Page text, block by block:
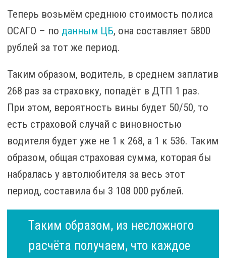
Теперь возьмём среднюю стоимость полиса
ОСАГО – по данным ЦБ, она составляет 5800
рублей за тот же период.
Таким образом, водитель, в среднем заплатив
268 раз за страховку, попадёт в ДТП 1 раз.
При этом, вероятность вины будет 50/50, то
есть страховой случай с виновностью
водителя будет уже не 1 к 268, а 1 к 536. Таким
образом, общая страховая сумма, которая бы
набралась у автолюбителя за весь этот
период, составила бы 3 108 000 рублей.
Таким образом, из несложного
расчёта получаем, что каждое